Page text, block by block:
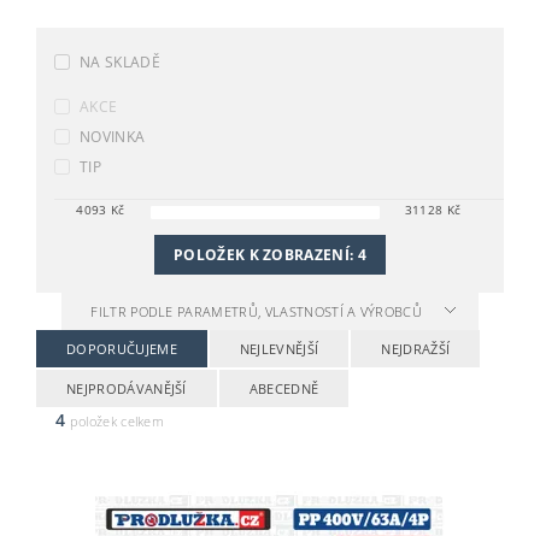
NA SKLADĚ
AKCE
NOVINKA
TIP
4093 Kč 31128 Kč
POLOŽEK K ZOBRAZENÍ: 4
FILTR PODLE PARAMETRŮ, VLASTNOSTÍ A VÝROBCŮ
DOPORUČUJEME NEJLEVNĚJŠÍ NEJDRAŽŠÍ
NEJPRODÁVANĚJŠÍ ABECEDNĚ
4 položek celkem